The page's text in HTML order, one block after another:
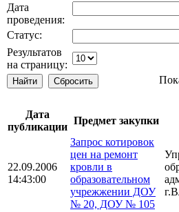
Дата
проведения:
Статус:
Результатов
на страницу:
Дата
публикации
Предмет закупки
22.09.2006
14:43:00
Запрос котировок
цен на ремонт
кровли в
образовательном
учрежжении ДОУ
№ 20, ДОУ № 105